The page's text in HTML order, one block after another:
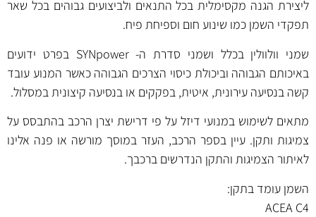
ליצירת הגנה מקסימלית בכל התנאים ולביצועים גבוהים בכל שאר
תפקדי השמן כמו שינוע חום וספיחת פיח.
שמני וולוולין בכלל ושמני סדרת ה- SYNpower בפרט ידועים
באיכותם הגבוהה וביכולת כיסוי הצרכים הגבוהה כאשר המנוע עובד
קשה בנסיעה עירונית, איטית, בפקקים או בנסיעה קיצונית במסלול.
מתאים לשימוש במנועי דיזל על פי דרישת יצרן הרכב בהתבסס על
צמיגות ותקן. עיין בספר הרכב, העזר במוסך מורשה או פנה אלינו
לאיתור הצמיגות והתקן הנדרשים ברכבך.
השמן עומד בתקן:
ACEA C4